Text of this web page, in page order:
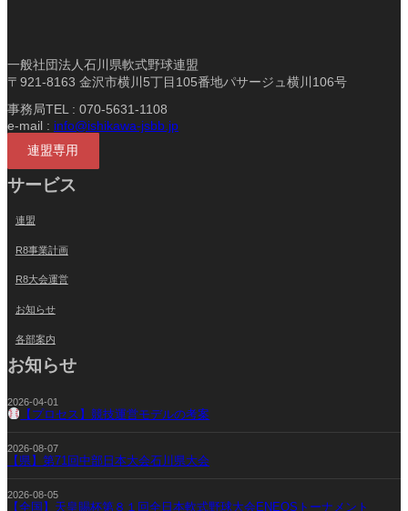
一般社団法人石川県軟式野球連盟
〒921-8163 金沢市横川5丁目105番地パサージュ横川106号
事務局TEL : 070-5631-1108
e-mail : info@ishikawa-jsbb.jp
連盟専用
サービス
連盟
R8事業計画
R8大会運営
お知らせ
各部案内
お知らせ
2026-04-01
【プロセス】競技運営モデルの考案
2026-08-07
【県】第71回中部日本大会石川県大会
2026-08-05
【全国】天皇賜杯第８１回全日本軟式野球大会ENEOSトーナメント